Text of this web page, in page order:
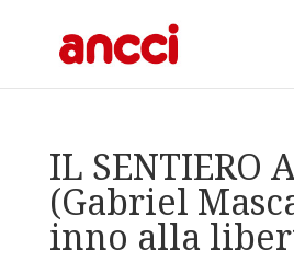
IL SENTIERO
(Gabriel
inno alla